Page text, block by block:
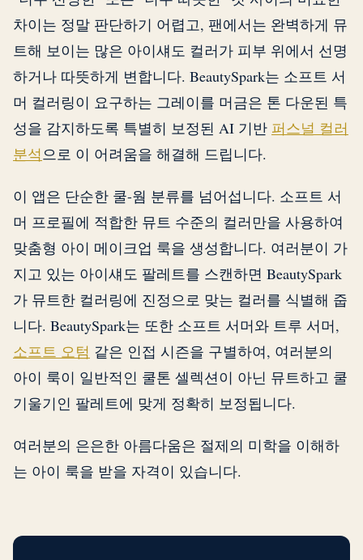
차이는 정말 판단하기 어렵고, 팬에서는 완벽하게 뮤
트해 보이는 많은 아이섀도 컬러가 피부 위에서 선명
하거나 따뜻하게 변합니다. BeautySpark는 소프트 서
머 컬러링이 요구하는 그레이를 머금은 톤 다운된 특
성을 감지하도록 특별히 보정된 AI 기반 퍼스널 컬러
분석으로 이 어려움을 해결해 드립니다.
이 앱은 단순한 쿨-웜 분류를 넘어섭니다. 소프트 서
머 프로필에 적합한 뮤트 수준의 컬러만을 사용하여
맞춤형 아이 메이크업 룩을 생성합니다. 여러분이 가
지고 있는 아이섀도 팔레트를 스캔하면 BeautySpark
가 뮤트한 컬러링에 진정으로 맞는 컬러를 식별해 줍
니다. BeautySpark는 또한 소프트 서머와 트루 서머,
소프트 오텀 같은 인접 시즌을 구별하여, 여러분의
아이 룩이 일반적인 쿨톤 셀렉션이 아닌 뮤트하고 쿨
기울기인 팔레트에 맞게 정확히 보정됩니다.
여러분의 은은한 아름다움은 절제의 미학을 이해하
는 아이 룩을 받을 자격이 있습니다.